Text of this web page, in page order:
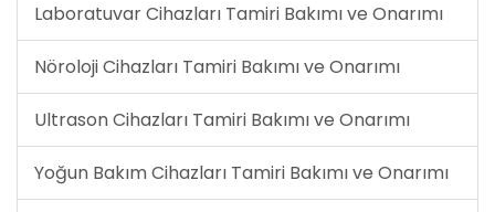
Laboratuvar Cihazları Tamiri Bakımı ve Onarımı
Nöroloji Cihazları Tamiri Bakımı ve Onarımı
Ultrason Cihazları Tamiri Bakımı ve Onarımı
Yoğun Bakım Cihazları Tamiri Bakımı ve Onarımı